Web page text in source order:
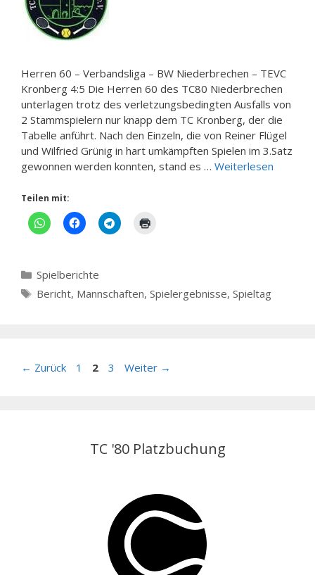
Herren 60 – Verbandsliga – BW Niederbrechen – TEVC
Kronberg 4:5 Die Herren 60 des TC80 Niederbrechen
unterlagen trotz des verletzungsbedingten Ausfalls von
2 Stammspielern nur knapp dem TC Kronberg, der die
Tabelle anführt. Nach den Einzeln, die von Reiner Flügel
und Wilfried Grünig in hart umkämpften Spielen im 3.Satz
gewonnen werden konnten, stand es … Weiterlesen
Teilen mit:
Kategorien
Spielberichte
Schlagwörter
Bericht, Mannschaften, Spielergebnisse, Spieltag
← Zurück Seite
1 Seite
2 Seite
3 Weiter →
TC '80 Platzbuchung